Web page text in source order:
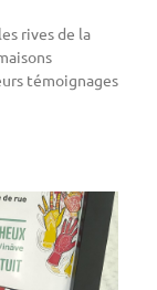
rives de la
témoignages